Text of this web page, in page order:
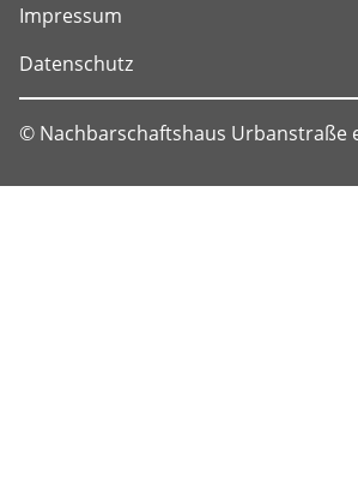
Impressum
Datenschutz
© Nachbarschaftshaus Urbanstraße